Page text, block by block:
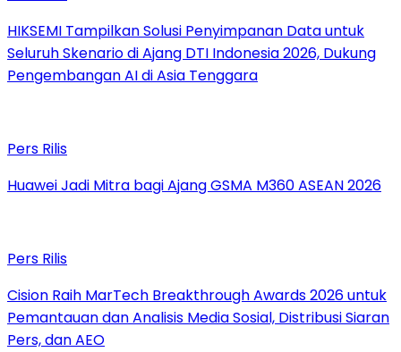
HIKSEMI Tampilkan Solusi Penyimpanan Data untuk
Seluruh Skenario di Ajang DTI Indonesia 2026, Dukung
Pengembangan AI di Asia Tenggara
Pers Rilis
Huawei Jadi Mitra bagi Ajang GSMA M360 ASEAN 2026
Pers Rilis
Cision Raih MarTech Breakthrough Awards 2026 untuk
Pemantauan dan Analisis Media Sosial, Distribusi Siaran
Pers, dan AEO